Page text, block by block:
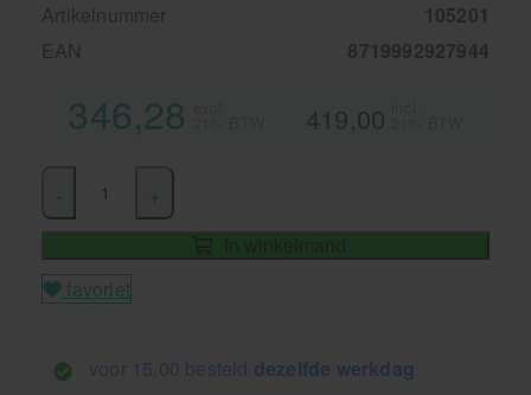
Artikelnummer
105201
EAN
8719992927944
346,28 419,00
In winkelmand
favoriet
voor 15.00 besteld dezelfde werkdag